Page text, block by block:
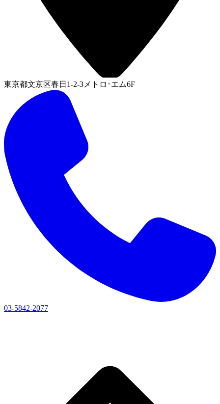
東京都文京区春日1-2-3メトロ･エム6F
03-5842-2077